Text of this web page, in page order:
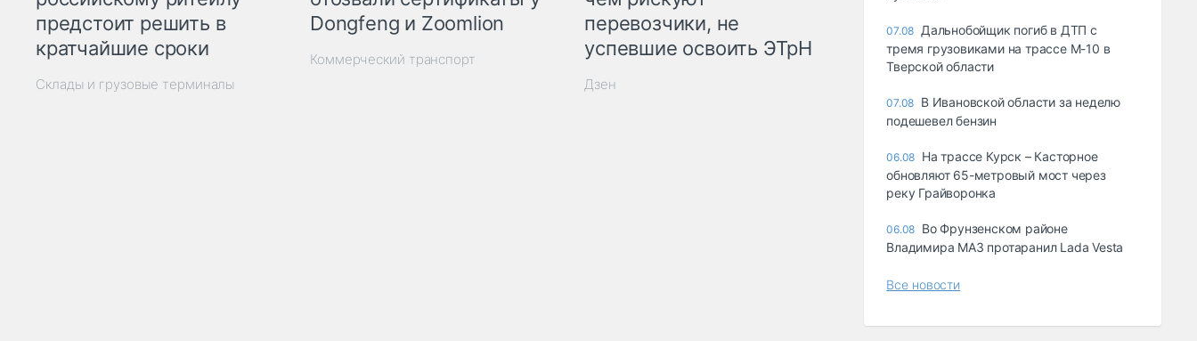
предстоит решить в
кратчайшие сроки
Склады и грузовые терминалы
Dongfeng и Zoomlion
Коммерческий транспорт
перевозчики, не
успевшие освоить ЭТрН
Дзен
07.08 Дальнобойщик погиб в ДТП с
тремя грузовиками на трассе М-10 в
Тверской области
07.08 В Ивановской области за неделю
подешевел бензин
06.08 На трассе Курск – Касторное
обновляют 65-метровый мост через
реку Грайворонка
06.08 Во Фрунзенском районе
Владимира МАЗ протаранил Lada Vesta
Все новости